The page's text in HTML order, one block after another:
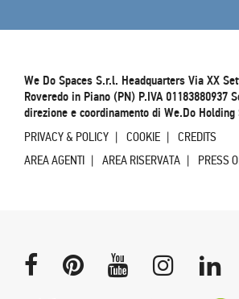
We Do Spaces S.r.l. Headquarters Via XX
Roveredo in Piano (PN) P.IVA 01183880937
direzione e coordinamento di We.Do Holding
PRIVACY & POLICY COOKIE
CREDITS
AREA AGENTI
AREA RISERVATA PRESS